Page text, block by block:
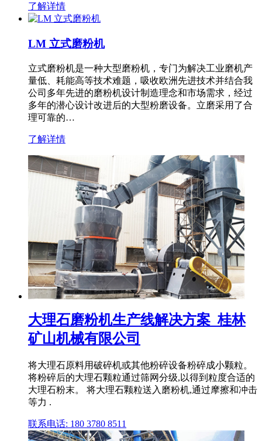
了解详情
LM 立式磨粉机
立式磨粉机是一种大型磨粉机，专门为解决工业磨机产
量低、耗能高等技术难题，吸收欧洲先进技术并结合我
公司多年先进的磨粉机设计制造理念和市场需求，经过
多年的潜心设计改进后的大型粉磨设备。立磨采用了合
理可靠的…
了解详情
大理石磨粉机生产线解决方案_桂林
矿山机械有限公司
将大理石原料用破碎机或其他粉碎设备粉碎成小颗粒。
将粉碎后的大理石颗粒通过筛网分级,以得到粒度合适的
大理石粉末。 将大理石颗粒送入磨粉机,通过摩擦和冲击
等力 .
联系电话: 180 3780 8511